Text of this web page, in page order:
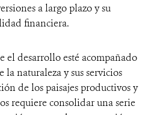
a largo plazo y su
financiera.
el desarrollo esté acompañado
naturaleza y sus servicios
de los paisajes productivos y
requiere consolidar una serie